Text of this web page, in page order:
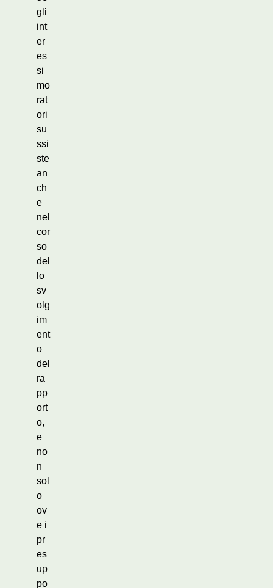
gli
int
er
es
si
mo
rat
ori
su
ssi
ste
an
ch
e
nel
cor
so
del
lo
sv
olg
im
ent
o
del
ra
pp
ort
o,
e
no
n
sol
o
ov
e i
pr
es
up
po